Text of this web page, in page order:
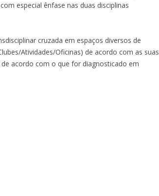
especial ênfase nas duas disciplinas
cruzada em espaços diversos de
Atividades/Oficinas) de acordo com as suas
acordo com o que for diagnosticado em